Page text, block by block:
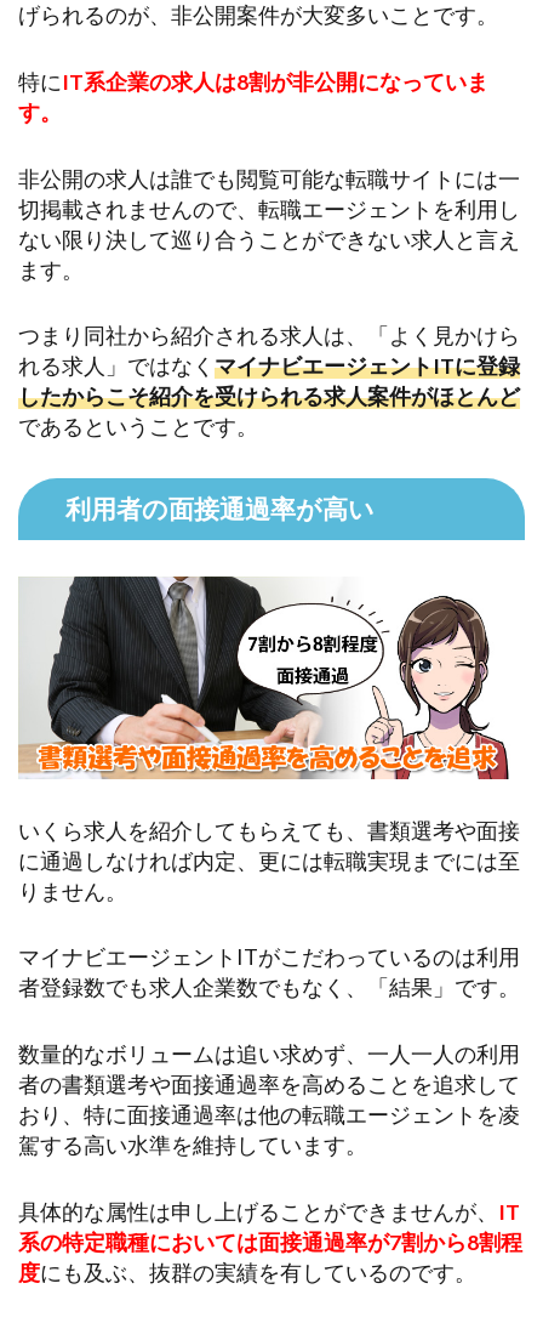
げられるのが、非公開案件が大変多いことです。
特にIT系企業の求人は8割が非公開になっていま
す。
非公開の求人は誰でも閲覧可能な転職サイトには一
切掲載されませんので、転職エージェントを利用し
ない限り決して巡り合うことができない求人と言え
ます。
つまり同社から紹介される求人は、「よく見かけら
れる求人」ではなく マイナビエージェントITに登録
したからこそ紹介を受けられる求人案件がほとんど
であるということです。
利用者の面接通過率が高い
いくら求人を紹介してもらえても、書類選考や面接
に通過しなければ内定、更には転職実現までには至
りません。
マイナビエージェントITがこだわっているのは利用
者登録数でも求人企業数でもなく、「結果」です。
数量的なボリュームは追い求めず、一人一人の利用
者の書類選考や面接通過率を高めることを追求して
おり、特に面接通過率は他の転職エージェントを凌
駕する高い水準を維持しています。
具体的な属性は申し上げることができませんが、 IT
系の特定職種においては面接通過率が7割から8割程
度にも及ぶ、抜群の実績を有しているのです。